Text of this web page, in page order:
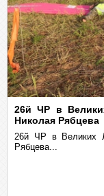
26й ЧР в
Николая Рябцева
26й ЧР в Великих
Рябцева...